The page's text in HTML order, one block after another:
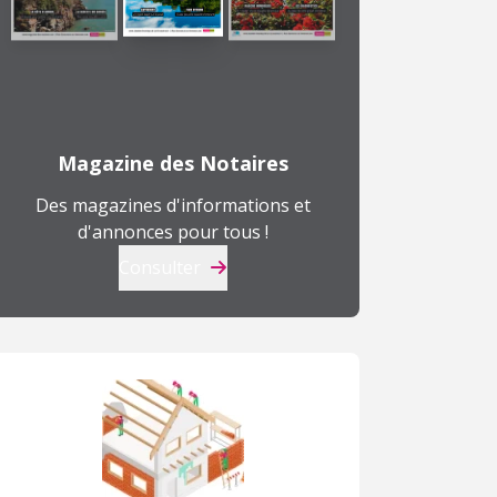
Magazine des Notaires
Des magazines d'informations et
d'annonces pour tous !